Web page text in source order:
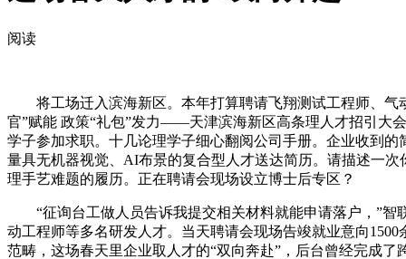
阅读
将工场迁入滨海新区。本年打算聘请飞翔测试工程师、气
官”赋能 政策“礼包”发力——天津滨海新区高条理人才招引大
学子参加求职。十几论理学子细心翻阅公司手册。企业收到
量具无机器视觉、AI布景的复合型人才送达简历。请描述一
理手艺难题的履历。正在聘请会现场设立博士后专区？
“征询台工做人员告诉我提交相关材料就能申请落户，”智
动工程师等多名研发人才。当天聘请会现场告竣就业意向
范畴，这场春天里企业取人才的“双向奔赴”，后台曾经完成